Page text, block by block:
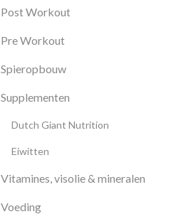
Post Workout
Pre Workout
Spieropbouw
Supplementen
Dutch Giant Nutrition
Eiwitten
Vitamines, visolie & mineralen
Voeding